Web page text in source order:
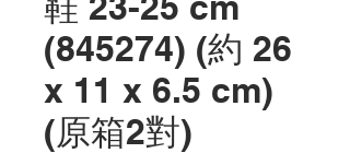
(845274) (約 26
x 11 x 6.5 cm)
(原箱2對)